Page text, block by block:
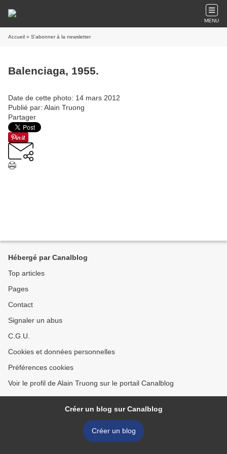
MENU
Accueil » S'abonner à la newsletter
Balenciaga, 1955.
Date de cette photo: 14 mars 2012
Publié par: Alain Truong
Partager
Hébergé par Canalblog
Top articles
Pages
Contact
Signaler un abus
C.G.U.
Cookies et données personnelles
Préférences cookies
Voir le profil de Alain Truong sur le portail Canalblog
Créer un blog sur Canalblog
Créer un blog